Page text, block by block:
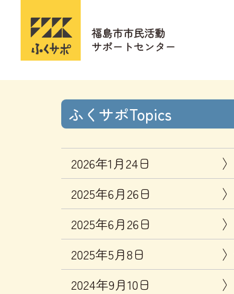
ふくサポTopics
2026年1月24日
2025年6月26日
2025年6月26日
2025年5月8日
2024年9月10日